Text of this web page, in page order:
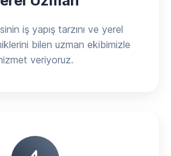
iş yapış tarzını ve yerel
bilen uzman ekibimizle
veriyoruz.